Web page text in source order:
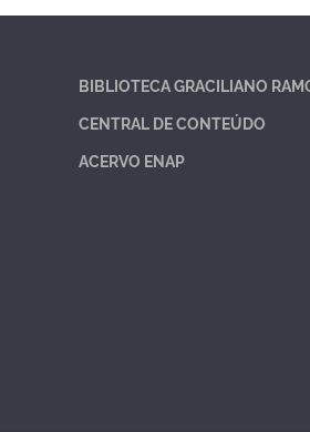
BIBLIOTECA GRACILIANO
CENTRAL DE CONTEÚDO
ACERVO ENAP